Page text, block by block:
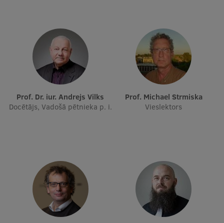
Prof. Dr. iur. Andrejs Vilks
Docētājs, Vadošā pētnieka p. i.
Prof. Michael Strmiska
Vieslektors